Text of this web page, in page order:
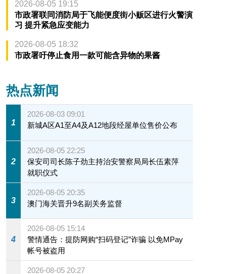
2026-08-05 19:15
市政署联同消防局于飞能便度街小贩区进行火警演
习 提升紧急应变能力
2026-08-05 18:32
市政署吁停止食用一款可能含异物的果酱
热点新闻
1
2026-08-03 09:01
新城A区A1至A4及A12地段经屋单位售价公布
2
2026-08-05 22:25
保安司司长陈子劲主持治安警察局局长伍素萍
就职仪式
3
2026-08-05 20:35
澳门海关晋升9名副关务监督
4
2026-08-05 15:14
警情通告：提防网购“扫码登记”诈骗 以免MPay
帐号被盗用
2026-08-05 20:27